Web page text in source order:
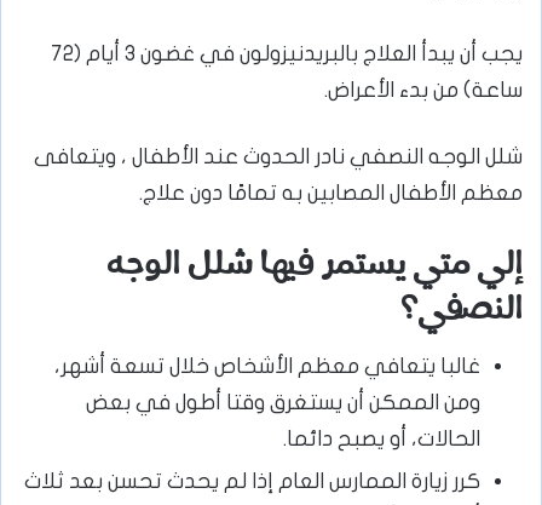
يجب أن يبدأ العلاج بالبريدنيزولون في غضون 3 أيام (72
ساعة) من بدء الأعراض.
شلل الوجه النصفي نادر الحدوث عند الأطفال ، ويتعافى
معظم الأطفال المصابين به تمامًا دون علاج.
إلي متي يستمر فيها شلل الوجه
النصفي؟
غالبا يتعافي معظم الأشخاص خلال تسعة أشهر،
ومن الممكن أن يستغرق وقتا أطول في بعض
الحالات، أو يصبح دائما.
كرر زيارة الممارس العام إذا لم يحدث تحسن بعد ثلاث